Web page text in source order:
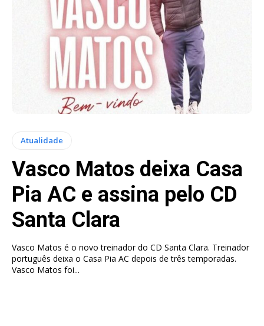
Atualidade
Vasco Matos deixa Casa
Pia AC e assina pelo CD
Santa Clara
Vasco Matos é o novo treinador do CD Santa Clara. Treinador
português deixa o Casa Pia AC depois de três temporadas.
Vasco Matos foi...